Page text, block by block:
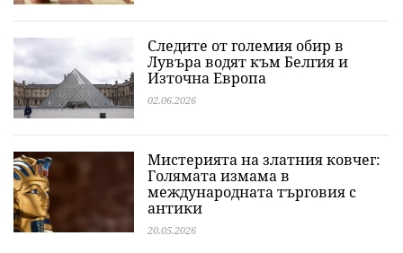
Следите от големия обир в
Лувъра водят към Белгия и
Източна Европа
02.06.2026
Мистерията на златния ковчег:
Голямата измама в
международната търговия с
антики
20.05.2026